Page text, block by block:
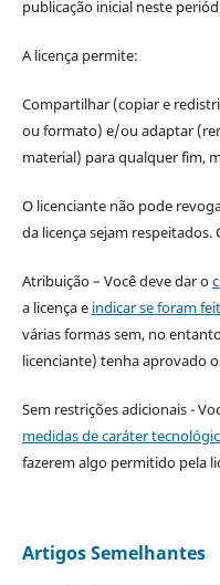
publicação inicial neste
A licença permite:
Compartilhar (copiar e
ou formato) e/ou adaptar
material) para qualquer fim,
O licenciante não pode
da licença sejam
Atribuição – Você deve dar o
a licença e indicar se foram
várias formas sem, no
licenciante) tenha aprovado
Sem restrições adicionais -
medidas de caráter
fazerem algo permitido pela
Artigos Semelhantes